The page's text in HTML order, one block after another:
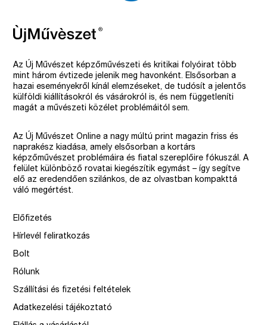
Az Új Művészet képzőművészeti és kritikai folyóirat több
mint három évtizede jelenik meg havonként. Elsősorban a
hazai eseményekről kínál elemzéseket, de tudósít a jelentős
külföldi kiállításokról és vásárokról is, és nem függetleníti
magát a művészeti közélet problémáitól sem.
Az Új Művészet Online a nagy múltú print magazin friss és
naprakész kiadása, amely elsősorban a kortárs
képzőművészet problémáira és fiatal szereplőire fókuszál. A
felület különböző rovatai kiegészítik egymást – így segítve
elő az eredendően szilánkos, de az olvastban kompakttá
váló megértést.
Előfizetés
Hírlevél feliratkozás
Bolt
Rólunk
Szállítási és fizetési feltételek
Adatkezelési tájékoztató